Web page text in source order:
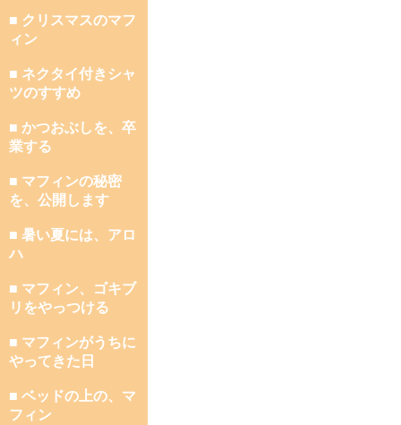
■ クリスマスのマフ
ィン
■ ネクタイ付きシャ
ツのすすめ
■ かつおぶしを、卒
業する
■ マフィンの秘密
を、公開します
■ 暑い夏には、アロ
ハ
■ マフィン、ゴキブ
リをやっつける
■ マフィンがうちに
やってきた日
■ ベッドの上の、マ
フィン